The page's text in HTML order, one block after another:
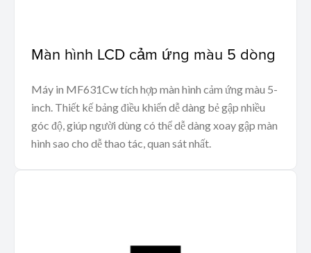
Màn hình LCD cảm ứng màu 5 dòng
Máy in MF631Cw tích hợp màn hình cảm ứng màu 5-
inch. Thiết kế bảng điều khiển dễ dàng bẻ gập nhiều
góc độ, giúp người dùng có thể dễ dàng xoay gập màn
hình sao cho dễ thao tác, quan sát nhất.